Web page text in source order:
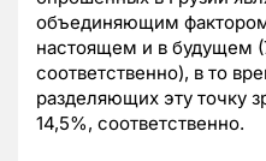
объединяющим
настоящем и в будущем
соответственно), в то
разделяющих эту точку
14,5%, соответственно.